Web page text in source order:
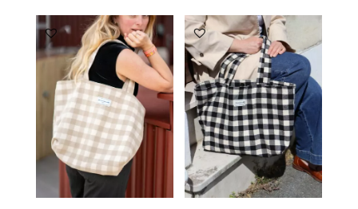
110.00€.
55.00€.